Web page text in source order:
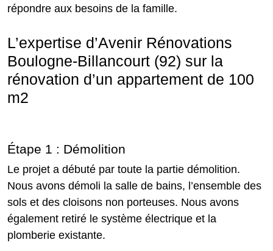
répondre aux besoins de la famille.
L’expertise d’Avenir Rénovations
Boulogne-Billancourt (92) sur la
rénovation d’un appartement de 100
m2
Étape 1 : Démolition
Le projet a débuté par toute la partie démolition.
Nous avons démoli la salle de bains, l’ensemble des
sols et des cloisons non porteuses. Nous avons
également retiré le système électrique et la
plomberie existante.